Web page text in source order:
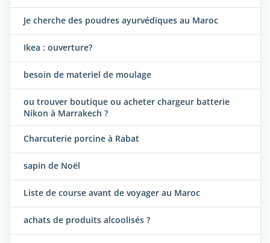
Je cherche des poudres ayurvédiques au Maroc
Ikea : ouverture?
besoin de materiel de moulage
ou trouver boutique ou acheter chargeur batterie
Nikon à Marrakech ?
Charcuterie porcine à Rabat
sapin de Noël
Liste de course avant de voyager au Maroc
achats de produits alcoolisés ?